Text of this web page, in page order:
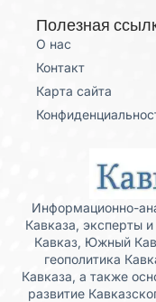
Полезная
О нас
Контакт
Карта сайта
Информационно-
Кавказа, эксперты
Кавказ, Южный
геополитика
Кавказа, а также
развитие